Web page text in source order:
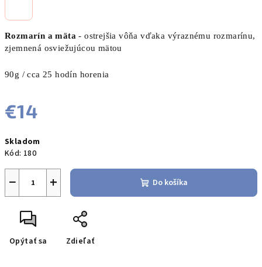
Rozmarín a mäta - ostrejšia vôňa vďaka výraznému rozmarínu,
zjemnená osviežujúcou mätou
90g / cca 25 hodín horenia
€14
cena:
Skladom
Kód: 180
+
− Do košíka
Opýtať sa Zdieľať